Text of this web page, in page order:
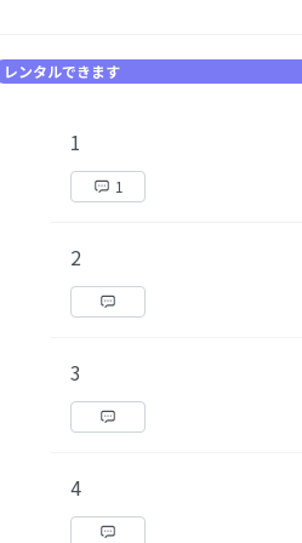
レンタルできます
1
1
2
3
4